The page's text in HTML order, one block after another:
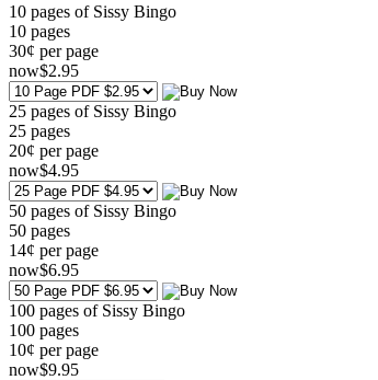
10 pages of Sissy Bingo
10 pages
30¢ per page
now$2.95
25 pages of Sissy Bingo
25 pages
20¢ per page
now$4.95
50 pages of Sissy Bingo
50 pages
14¢ per page
now$6.95
100 pages of Sissy Bingo
100 pages
10¢ per page
now$9.95